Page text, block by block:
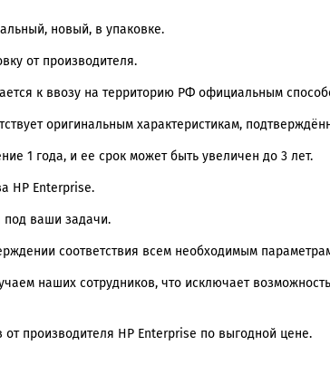
новый, в упаковке.
от производителя.
к ввозу на территорию РФ официальным
оригинальным характеристикам,
1 года, и ее срок может быть увеличен до 3 лет.
HP Enterprise.
ваши задачи.
соответствия всем необходимым
наших сотрудников, что исключает
производителя HP Enterprise по выгодной цене.